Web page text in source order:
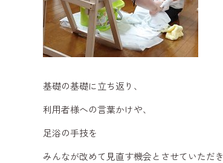
基礎の基礎に立ち返り、
利用者様への言葉かけや、
足浴の手技を
みんなが改めて見直す機会とさせていただき